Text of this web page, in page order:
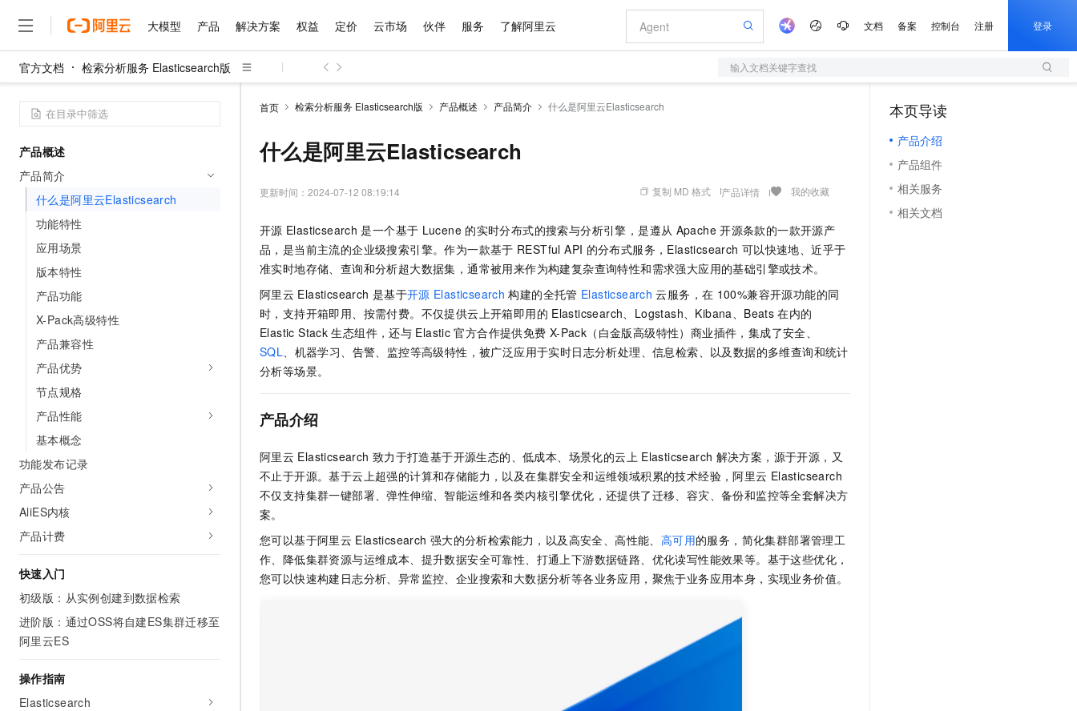
大模型 产品 解决方案 权益 定价 云市场 伙伴 服务 了解阿里云 文档 备案 控制台 注册 登录
官方文档 检索分析服务 Elasticsearch版 输入文档关键字查找
产品概述
产品简介
什么是阿里云Elasticsearch
功能特性
应用场景
版本特性
产品功能
X-Pack高级特性
产品兼容性
产品优势
节点规格
产品性能
基本概念
功能发布记录
产品公告
AliES内核
产品计费
快速入门
初级版：从实例创建到数据检索
进阶版：通过OSS将自建ES集群迁移至
阿里云ES
操作指南
Elasticsearch
首页 检索分析服务 Elasticsearch版 产品概述 产品简介 什么是阿里云Elasticsearch
什么是阿里云Elasticsearch
更新时间： 2024-07-12 08:19:14 复制 MD 格式 产品详情 我的收藏
开源 Elasticsearch 是一个基于 Lucene 的实时分布式的搜索与分析引擎，是遵从 Apache 开源条款的一款开源产
品，是当前主流的企业级搜索引擎。作为一款基于 RESTful API 的分布式服务，Elasticsearch 可以快速地、近乎于
准实时地存储、查询和分析超大数据集，通常被用来作为构建复杂查询特性和需求强大应用的基础引擎或技术。
阿里云 Elasticsearch 是基于开源 Elasticsearch 构建的全托管 Elasticsearch 云服务，在 100%兼容开源功能的同
时，支持开箱即用、按需付费。不仅提供云上开箱即用的 Elasticsearch、Logstash、Kibana、Beats 在内的
Elastic Stack 生态组件，还与 Elastic 官方合作提供免费 X-Pack（白金版高级特性）商业插件，集成了安全、
SQL、机器学习、告警、监控等高级特性，被广泛应用于实时日志分析处理、信息检索、以及数据的多维查询和统计
分析等场景。
产品介绍
阿里云 Elasticsearch 致力于打造基于开源生态的、低成本、场景化的云上 Elasticsearch 解决方案，源于开源，又
不止于开源。基于云上超强的计算和存储能力，以及在集群安全和运维领域积累的技术经验，阿里云 Elasticsearch
不仅支持集群一键部署、弹性伸缩、智能运维和各类内核引擎优化，还提供了迁移、容灾、备份和监控等全套解决方
案。
您可以基于阿里云 Elasticsearch 强大的分析检索能力，以及高安全、高性能、 高可用的服务，简化集群部署管理工
作、降低集群资源与运维成本、提升数据安全可靠性、打通上下游数据链路、优化读写性能效果等。基于这些优化，
您可以快速构建日志分析、异常监控、企业搜索和大数据分析等各业务应用，聚焦于业务应用本身，实现业务价值。
本页导读
产品介绍
产品组件
相关服务
相关文档
大模型
千问AI平台
Qwen3.8-Max HOT
智能体时代全能旗舰模型
Qwen3.7-Plus
能看、能想、能动手的多模态智能体模型
Qwen3-VL-Plus
Kimi-K3 NEW
Kimi 最新旗舰模型，长程编程与推理利器
Deepseek-v4-pro
旗舰 MoE 大模型，百万上下文与顶尖推理能力
GLM-5.2
HappyHorse-1.1-T2V
让文字生成流畅细腻的高质量视频
HappyHorse-1.1-I2V
图生视频，流畅自然，细节丰富
Wan2.7-T2V
语音识别与合成
大模型服务
千问AI平台-Token Plan NEW
个人版上线、团队版降价；千问3.8-Max首发发尝鲜
千问AI平台-模型体验
Happy 系列大模型
新一代 AI 视频生成模型，深度适配广告营销等场景
大模型服务平台百炼-应用模版
丰富多元化的应用模版和解决方案
人工智能平台 PAI
AI Native 的算法工程平台，一站式完成建模、训练、推理服务部署
Qoder HOT
面向真实软件的智能体编程平台
秒悟
云端极速 AI 应用创作平台
10分钟微调：让0.6B模型媲美235B模型
产品
精选产品
计算
容器
网络与CDN
安全
中间件
数据库
大数据计算
媒体服务
企业服务与云通信
域名与网站
终端用户计算
Serverless
迁移与运维管理
精选产品
大模型服务与应用平台
多元化、高性能、安全可靠的大模型服务
无影云电脑
随时随地安全接入的云上超级电脑
云解析DNS
覆盖公网/内网、递归/权威、移动APP等全场景解析服务
云原生大数据计算服务 MaxCompute
面向分析的企业级SaaS模式云数据仓库
人工智能平台 PAI 大模型
一站式AI开发、训练和推理服务
Qoder CN
基于千问大模型等，支持代码智能生成、研发智能问答
容器服务 Kubernetes 版 ACK
提供一站式管理容器应用的 K8s 服务
全托管，含MySQL、PostgreSQL、SQL Server、MariaDB多引擎
Qoder
面向真实软件的智能体编程平台
云原生数据库 PolarDB
100%兼容MySQL、PostgreSQL，兼容Oracle，支持集中和分布式
云防火墙
云原生的云上边界网络安全防护产品
轻量应用服务器
数字证书管理服务（原SSL证书）
实现全站HTTPS，呈现可信的WEB访问
解决方案
精选解决方案
互联网应用开发
大数据
安全
网络
上云与迁云
企业出海
精选解决方案
企业级Agent产品，直接交付可用成果
HappyHorse 打造一站式影视创作平台
可视化编排打通从文字构思到成片全链路闭环
快速拥有专属 OpenClaw
让AI从“聊天伙伴”进化为能干活的“数字员工”
Hermes Agent，打造自进化智能体
自主进化，持久记忆，越用越聪明
Claude Code + GStack 打造工程团队
安装技能 GStack，拥有专属 AI 工程团队
轻松解锁专属 DeepSeek-V4-Pro
5 分钟轻松部署专属 QwenPaw
从聊天伙伴进化为能主动干活的本地数字员工
低代码高效构建企业门户网站
以可视化方式快速构建移动和 PC 门户网站
一句话生成原生可编辑精美 PPT 文稿
输入一句话想法, 轻松生成专业的 PPT
一键部署幻兽帕鲁游戏服务器
一键购买专属联机服务器，轻松开启游戏
漫剧工坊：一站式动画创作平台
权益 普惠上云
云服务器38元/年起，超值低价云产品抢先购
推荐新用户得奖励，单订单最高返9万
云工开物
高校专属算力普惠，学生认证享300元代金券
免费试用
解决方案免费试用 新老同享
最高领取价值200元试用点，立即开启云上创新
AI 产品 免费试用
140+云产品 免费试用
大模型ACA认证体验
助力企业全员 AI 认知与能力提升
AI 特惠
Token Plan 模型订阅计划 NEW
Qwen3.8-Max 首发尝鲜，限时加量 10 倍，夜间低至2折
千问办公，限时限量积分加倍 NEW
你的AI工作搭子，覆盖日常办公高频场景
万小智 AI 建站低至 15元/月
送.CN域名，送备案服务码
AI 场景体验
从图文生成到视频创作，一键激活电商全链路生产力
AI 广告创作
图文、视频一站生成，高效打造优质广告素材
AI 建站
0 代码专业建站，无忧落地极速上线
AI 短剧/漫剧
AI助力短剧漫剧创作，剧本、分镜、视频高效生成
AI 活动
AI 生产力先锋
先锋实践拓展 AI 生产力的边界
飞天发布时刻
所见，即是所愿
AI 实训营
定价 产品定价
了解云产品的定价详情
云上成本管理
管理和优化成本
价格计算器
自助选配和估算价格
价格优势
配置报价器
阿里云 OPC 创新助力计划
Token 补贴，五大权
益加速 OPC 成功
云市场 精选商城
多端小程序
观测云
Tuya 物联网平台阿里云版
蓝凌 OA
电子合同
畅捷通
AI空中课堂在线直播课堂（旗舰版）
生态解决方案
行业生态解决方案
开发者生态解决方案
AI 开发和 AI 应用解决方案
数据与 API
手机三要素
OCR 文字识别
发票查验
天气预报查询
快递物流查询
OA 办公系统
财税管理
广告营销
基础软件
JAVA
全能环境
操作系统
WordPress
Ubuntu
建站小程序
模板建站
模板小程序
定制小程序
专业服务
公司注册
伙伴 成为销售伙伴
咨询伙伴
销售伙伴合作计划
无影生态合作计划
Salesforce On Alibaba Cloud
Consulting Partner 合作计划
AI 大模型销售与服务生态合作计划
成为产品伙伴
产品生态伙伴
产品伙伴合作计划
云网络合作计划
Salesforce On Alibaba Cloud ISV 合作
成为服务伙伴
服务生态伙伴
服务伙伴合作计划
Al MaaS 服务伙伴赋能合作
伙伴信用分合作计划
更多支持
服务 售前咨询
售后服务
自助服务
在线服务
工单服务
短信专区
企业增值服务
专家技术服务
企业成长
服务实践
创新中心
阿里云认证
信息公告
官网公告
健康状态
开发者社区
镜像站
了解阿里云 为什么选择阿里云
技术领先
分析师报告
研究报告与白皮书
天池大赛
AI 算法大赛
云开发大赛
最佳实践
云上奥运之旅
看见新力量
金融模力时刻
客户案例
市场活动
魔搭 ModelScope
魔搭 ModelScope
高校合作
加入我们
校园招聘